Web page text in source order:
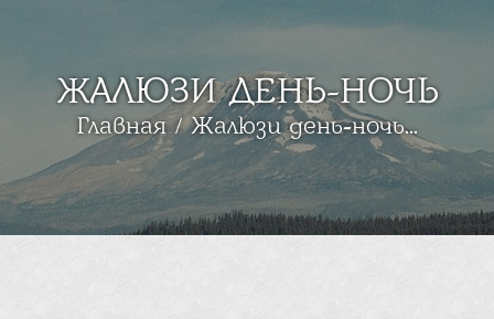
ЖАЛЮЗИ ДЕНЬ-НОЧЬ
Главная Жалюзи день-ночь...